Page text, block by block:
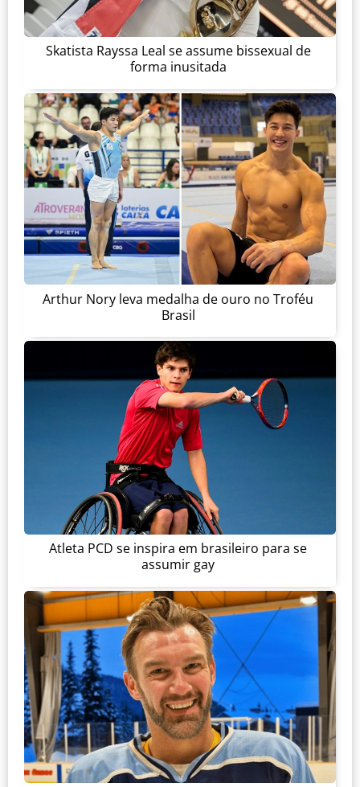
Skatista Rayssa Leal se assume bissexual de
forma inusitada
Arthur Nory leva medalha de ouro no Troféu
Brasil
Atleta PCD se inspira em brasileiro para se
assumir gay